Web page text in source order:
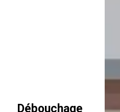
Débouchage